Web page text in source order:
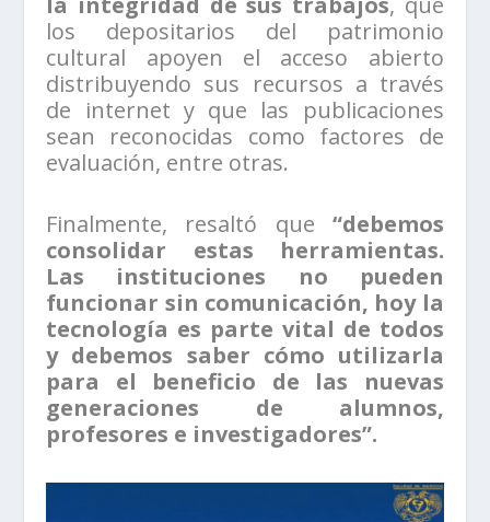
los depositarios del patrimonio
cultural apoyen el acceso abierto
distribuyendo sus recursos a través
de internet y que las publicaciones
sean reconocidas como factores de
evaluación, entre otras.
Finalmente, resaltó que “debemos
consolidar estas herramientas.
Las instituciones no pueden
funcionar sin comunicación, hoy la
tecnología es parte vital de todos
y debemos saber cómo utilizarla
para el beneficio de las nuevas
generaciones de alumnos,
profesores e investigadores”.